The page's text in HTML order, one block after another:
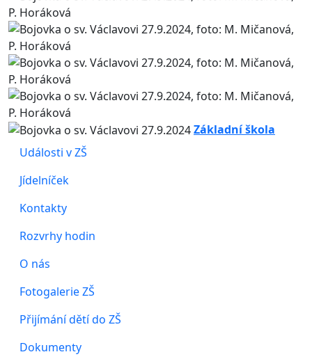
Základní škola
Události v ZŠ
Jídelníček
Kontakty
Rozvrhy hodin
O nás
Fotogalerie ZŠ
Přijímání dětí do ZŠ
Dokumenty